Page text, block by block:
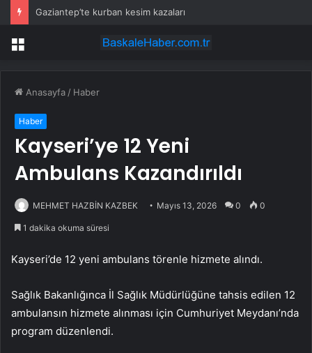
Gaziantep’te kurban kesim kazaları
Menü
Anasayfa / Haber
Haber
Kayseri’ye 12 Yeni
Ambulans Kazandırıldı
MEHMET HAZBİN KAZBEK Mayıs 13, 2026 0 0
1 dakika okuma süresi
Kayseri’de 12 yeni ambulans törenle hizmete alındı.
Sağlık Bakanlığınca İl Sağlık Müdürlüğüne tahsis edilen 12
ambulansın hizmete alınması için Cumhuriyet Meydanı’nda
program düzenlendi.